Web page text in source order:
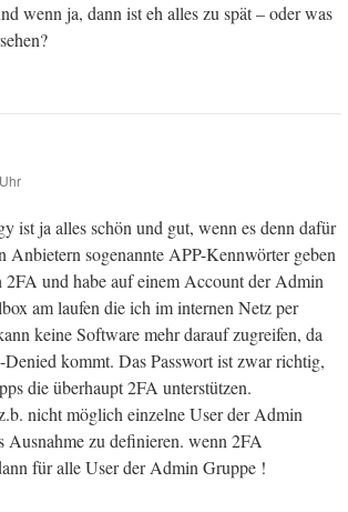
wenn ja, dann ist eh alles zu spät – oder was
ist ja alles schön und gut, wenn es denn dafür
Anbietern sogenannte APP-Kennwörter geben
und habe auf einem Account der Admin
am laufen die ich im internen Netz per
keine Software mehr darauf zugreifen, da
kommt. Das Passwort ist zwar richtig,
die überhaupt 2FA unterstützen.
nicht möglich einzelne User der Admin
Ausnahme zu definieren. wenn 2FA
für alle User der Admin Gruppe !